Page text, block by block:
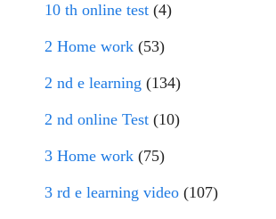
10 th online test (4)
2 Home work (53)
2 nd e learning (134)
2 nd online Test (10)
3 Home work (75)
3 rd e learning video (107)